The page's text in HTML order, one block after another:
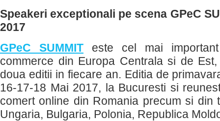
Speakeri exceptionali pe scena GPeC
2017
GPeC SUMMIT este cel mai
commerce din Europa Centrala si de
doua editii in fiecare an. Editia de
16-17-18 Mai 2017, la Bucuresti si
comert online din Romania precum si din
Ungaria, Bulgaria, Polonia, Republica